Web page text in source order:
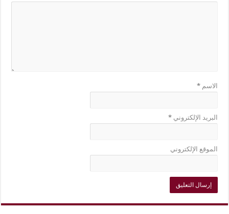
الاسم*
البريد الإلكتروني*
الموقع الإلكتروني